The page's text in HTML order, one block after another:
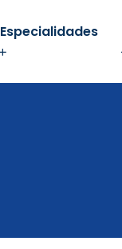
Especialidades